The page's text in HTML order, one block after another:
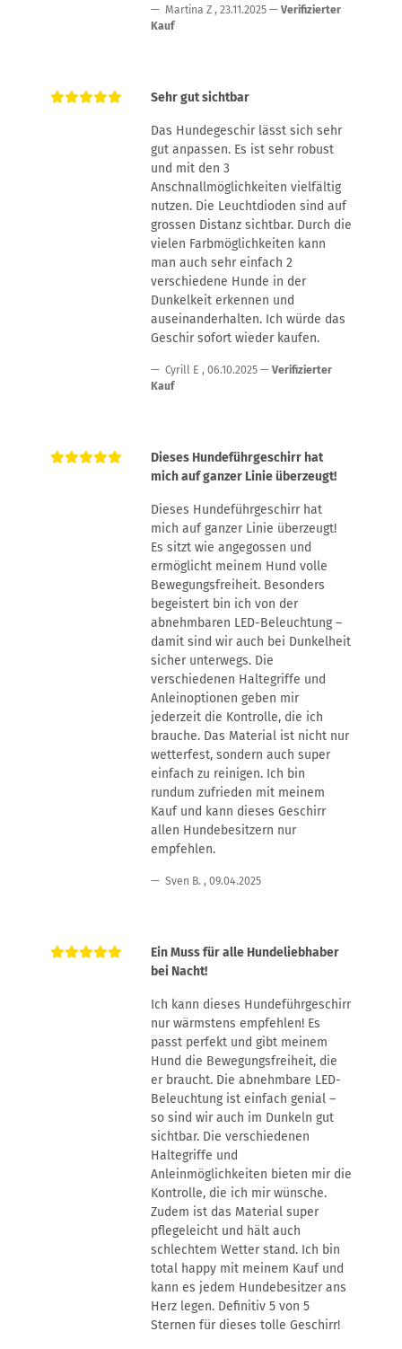
Martina Z , 23.11.2025
Verifizierter
Kauf
Sehr gut sichtbar
Das Hundegeschir lässt sich sehr
gut anpassen. Es ist sehr robust
und mit den 3
Anschnallmöglichkeiten vielfältig
nutzen. Die Leuchtdioden sind auf
grossen Distanz sichtbar. Durch die
vielen Farbmöglichkeiten kann
man auch sehr einfach 2
verschiedene Hunde in der
Dunkelkeit erkennen und
auseinanderhalten. Ich würde das
Geschir sofort wieder kaufen.
Cyrill E , 06.10.2025
Verifizierter
Kauf
Dieses Hundeführgeschirr hat
mich auf ganzer Linie überzeugt!
Dieses Hundeführgeschirr hat
mich auf ganzer Linie überzeugt!
Es sitzt wie angegossen und
ermöglicht meinem Hund volle
Bewegungsfreiheit. Besonders
begeistert bin ich von der
abnehmbaren LED-Beleuchtung –
damit sind wir auch bei Dunkelheit
sicher unterwegs. Die
verschiedenen Haltegriffe und
Anleinoptionen geben mir
jederzeit die Kontrolle, die ich
brauche. Das Material ist nicht nur
wetterfest, sondern auch super
einfach zu reinigen. Ich bin
rundum zufrieden mit meinem
Kauf und kann dieses Geschirr
allen Hundebesitzern nur
empfehlen.
Sven B. , 09.04.2025
Ein Muss für alle Hundeliebhaber
bei Nacht!
Ich kann dieses Hundeführgeschirr
nur wärmstens empfehlen! Es
passt perfekt und gibt meinem
Hund die Bewegungsfreiheit, die
er braucht. Die abnehmbare LED-
Beleuchtung ist einfach genial –
so sind wir auch im Dunkeln gut
sichtbar. Die verschiedenen
Haltegriffe und
Anleinmöglichkeiten bieten mir die
Kontrolle, die ich mir wünsche.
Zudem ist das Material super
pflegeleicht und hält auch
schlechtem Wetter stand. Ich bin
total happy mit meinem Kauf und
kann es jedem Hundebesitzer ans
Herz legen. Definitiv 5 von 5
Sternen für dieses tolle Geschirr!